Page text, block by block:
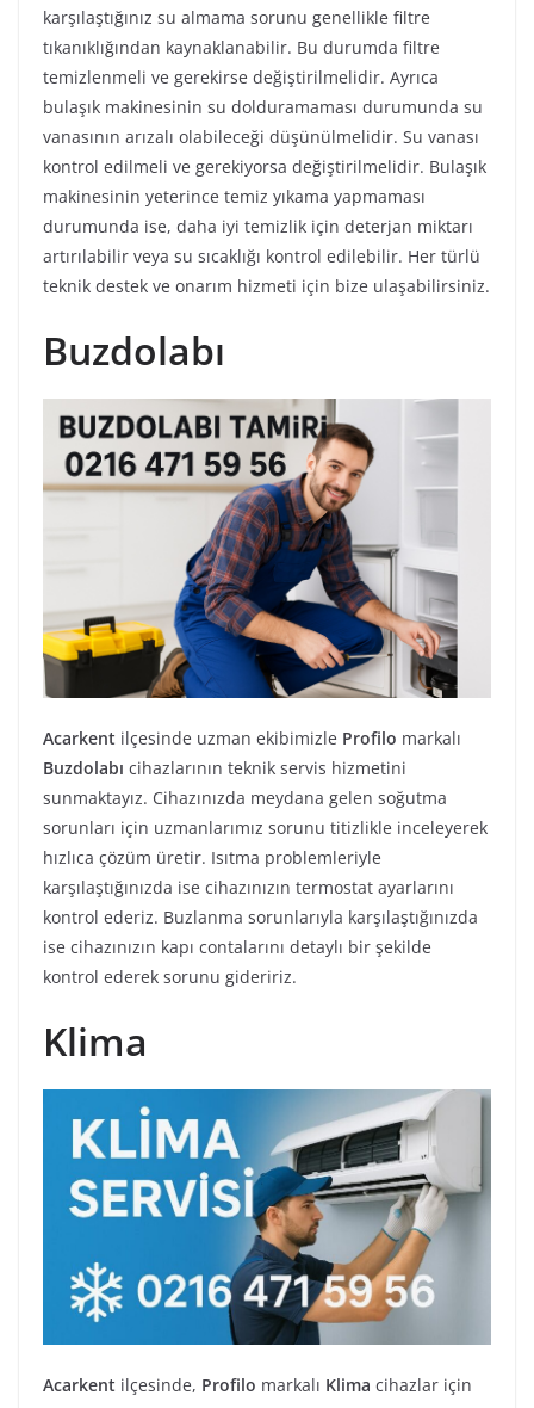
karşılaştığınız su almama sorunu genellikle filtre
tıkanıklığından kaynaklanabilir. Bu durumda filtre
temizlenmeli ve gerekirse değiştirilmelidir. Ayrıca
bulaşık makinesinin su dolduramaması durumunda su
vanasının arızalı olabileceği düşünülmelidir. Su vanası
kontrol edilmeli ve gerekiyorsa değiştirilmelidir. Bulaşık
makinesinin yeterince temiz yıkama yapmaması
durumunda ise, daha iyi temizlik için deterjan miktarı
artırılabilir veya su sıcaklığı kontrol edilebilir. Her türlü
teknik destek ve onarım hizmeti için bize ulaşabilirsiniz.
Buzdolabı
Acarkent ilçesinde uzman ekibimizle Profilo markalı
Buzdolabı cihazlarının teknik servis hizmetini
sunmaktayız. Cihazınızda meydana gelen soğutma
sorunları için uzmanlarımız sorunu titizlikle inceleyerek
hızlıca çözüm üretir. Isıtma problemleriyle
karşılaştığınızda ise cihazınızın termostat ayarlarını
kontrol ederiz. Buzlanma sorunlarıyla karşılaştığınızda
ise cihazınızın kapı contalarını detaylı bir şekilde
kontrol ederek sorunu gideririz.
Klima
Acarkent ilçesinde, Profilo markalı Klima cihazlar için